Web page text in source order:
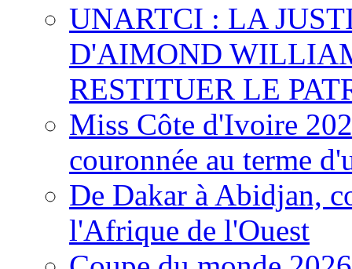
UNARTCI : LA
D'AIMOND
RESTITUER LE
Miss Côte d'Ivoire
couronnée au terme
De Dakar à Abidjan,
l'Afrique de l'Ouest